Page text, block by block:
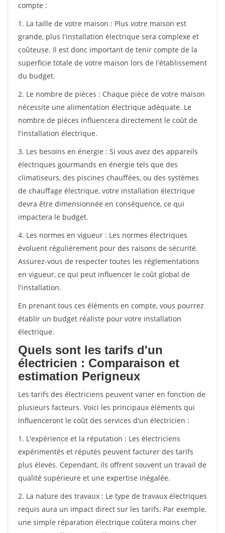
compte :
1. La taille de votre maison : Plus votre maison est
grande, plus l'installation électrique sera complexe et
coûteuse. Il est donc important de tenir compte de la
superficie totale de votre maison lors de l'établissement
du budget.
2. Le nombre de pièces : Chaque pièce de votre maison
nécessite une alimentation électrique adéquate. Le
nombre de pièces influencera directement le coût de
l'installation électrique.
3. Les besoins en énergie : Si vous avez des appareils
électriques gourmands en énergie tels que des
climatiseurs, des piscines chauffées, ou des systèmes
de chauffage électrique, votre installation électrique
devra être dimensionnée en conséquence, ce qui
impactera le budget.
4. Les normes en vigueur : Les normes électriques
évoluent régulièrement pour des raisons de sécurité.
Assurez-vous de respecter toutes les réglementations
en vigueur, ce qui peut influencer le coût global de
l'installation.
En prenant tous ces éléments en compte, vous pourrez
établir un budget réaliste pour votre installation
électrique.
Quels sont les tarifs d'un
électricien : Comparaison et
estimation Perigneux
Les tarifs des électriciens peuvent varier en fonction de
plusieurs facteurs. Voici les principaux éléments qui
influenceront le coût des services d'un électricien :
1. L'expérience et la réputation : Les électriciens
expérimentés et réputés peuvent facturer des tarifs
plus élevés. Cependant, ils offrent souvent un travail de
qualité supérieure et une expertise inégalée.
2. La nature des travaux : Le type de travaux électriques
requis aura un impact direct sur les tarifs. Par exemple,
une simple réparation électrique coûtera moins cher